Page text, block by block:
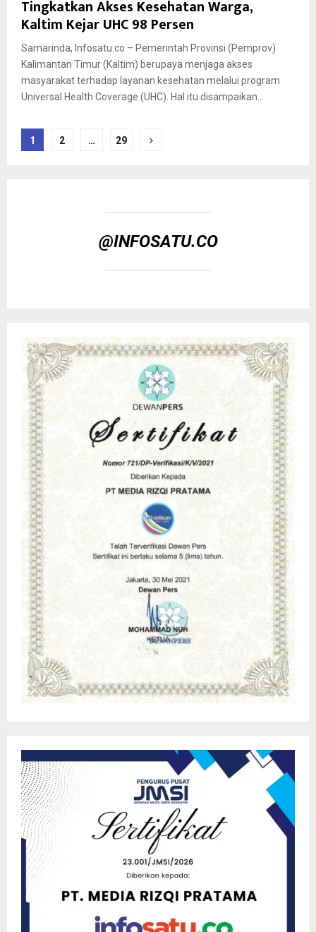
Tingkatkan Akses Kesehatan Warga,
Kaltim Kejar UHC 98 Persen
Samarinda, Infosatu.co – Pemerintah Provinsi (Pemprov)
Kalimantan Timur (Kaltim) berupaya menjaga akses
masyarakat terhadap layanan kesehatan melalui program
Universal Health Coverage (UHC). Hal itu disampaikan...
Paginasi
1 2 … 29
@INFOSATU.CO